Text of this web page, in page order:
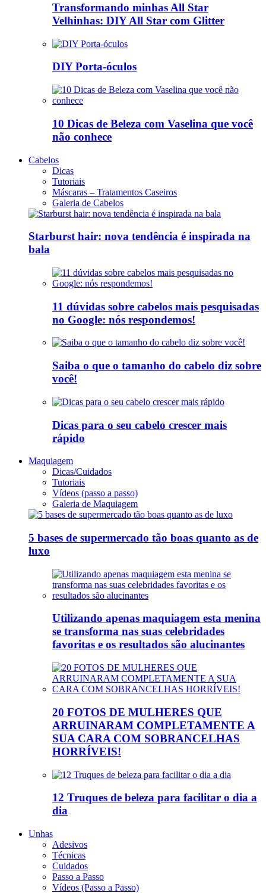
Transformando minhas All Star
Velhinhas: DIY All Star com Glitter
DIY Porta-óculos
10 Dicas de Beleza com Vaselina que você
não conhece
Cabelos
Dicas
Tutoriais
Máscaras – Tratamentos Caseiros
Galeria de Cabelos
Starburst hair: nova tendência é inspirada na
bala
11 dúvidas sobre cabelos mais pesquisadas
no Google: nós respondemos!
Saiba o que o tamanho do cabelo diz sobre
você!
Dicas para o seu cabelo crescer mais
rápido
Maquiagem
Dicas/Cuidados
Tutoriais
Vídeos (passo a passo)
Galeria de Maquiagem
5 bases de supermercado tão boas quanto as de
luxo
Utilizando apenas maquiagem esta menina
se transforma nas suas celebridades
favoritas e os resultados são alucinantes
20 FOTOS DE MULHERES QUE
ARRUINARAM COMPLETAMENTE A
SUA CARA COM SOBRANCELHAS
HORRÍVEIS!
12 Truques de beleza para facilitar o dia a
dia
Unhas
Adesivos
Técnicas
Cuidados
Passo a Passo
Vídeos (Passo a Passo)